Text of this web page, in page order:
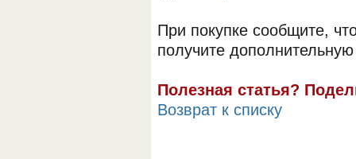
При покупке сообщите,
получите
Полезная статья?
Возврат к списку